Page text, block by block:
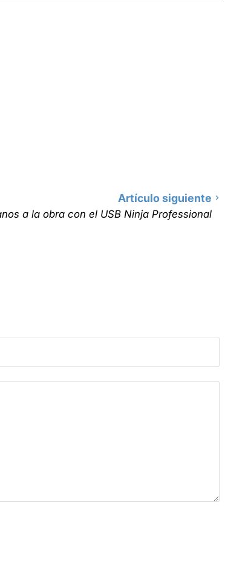
Artículo siguiente
a la obra con el USB Ninja Professional